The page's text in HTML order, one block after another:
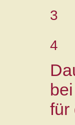
für